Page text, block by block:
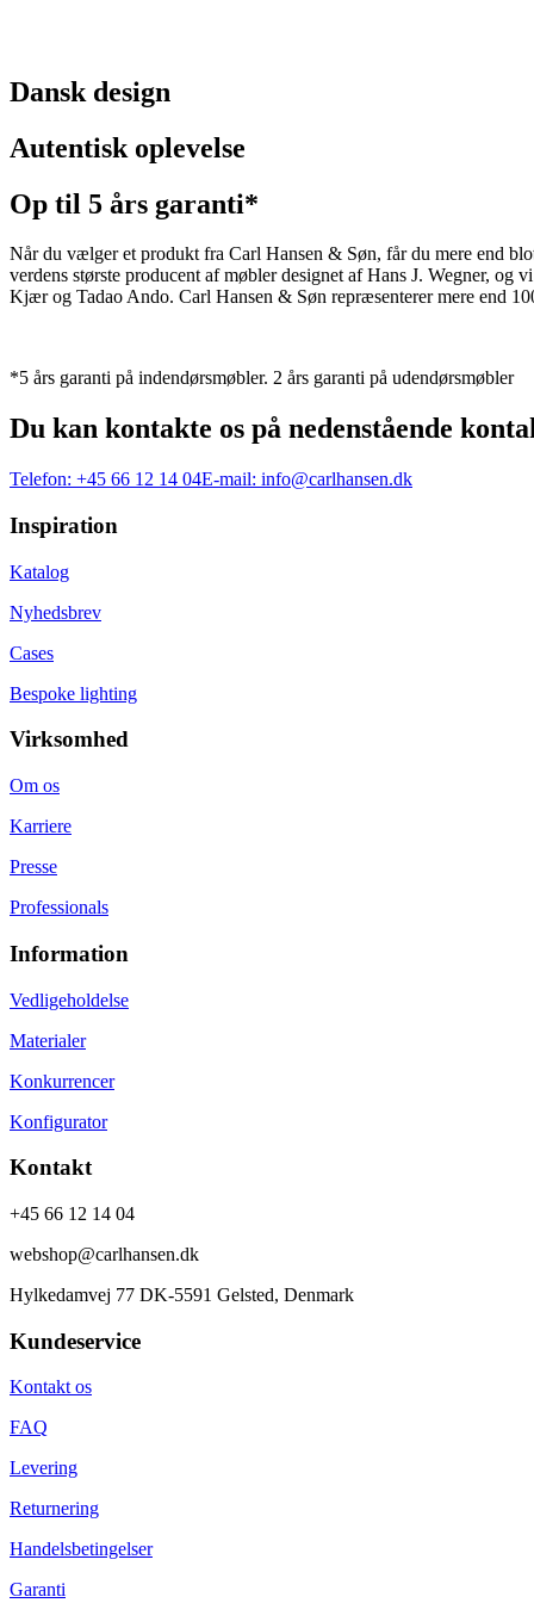
Dansk design
Autentisk oplevelse
Op til 5 års garanti*
Når du vælger et produkt fra Carl Hansen & Søn, får du mere end
verdens største producent af møbler designet af Hans J. Wegner,
Kjær og Tadao Ando. Carl Hansen & Søn repræsenterer mere end
*5 års garanti på indendørsmøbler. 2 års garanti på udendørsmøbler
Du kan kontakte os på nedenstående
Telefon: +45 66 12 14 04E-mail: info@carlhansen.dk
Inspiration
Katalog
Nyhedsbrev
Cases
Bespoke lighting
Virksomhed
Om os
Karriere
Presse
Professionals
Information
Vedligeholdelse
Materialer
Konkurrencer
Konfigurator
Kontakt
+45 66 12 14 04
webshop@carlhansen.dk
Hylkedamvej 77 DK-5591 Gelsted, Denmark
Kundeservice
Kontakt os
FAQ
Levering
Returnering
Handelsbetingelser
Garanti